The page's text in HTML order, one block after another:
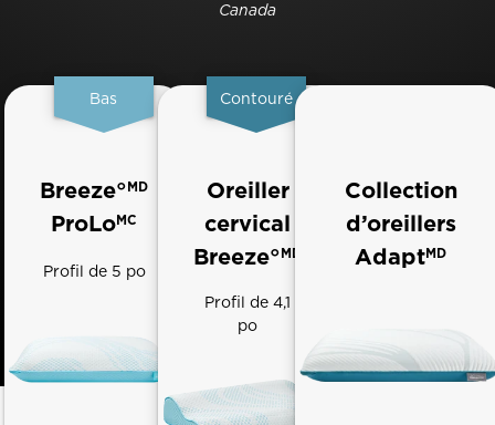
Canada
Bas
Breeze° MD
ProLoMC
Profil de 5 po
Contouré
Oreiller
cervical
Breeze° MD
Profil de 4,1
po
Collection
d’oreillers
AdaptMD